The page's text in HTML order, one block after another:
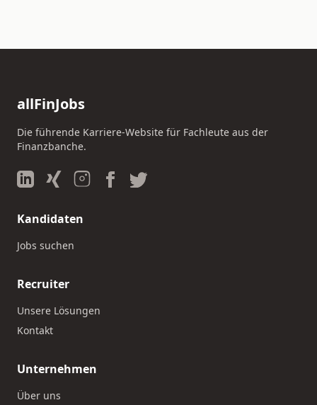
allFinJobs
Die führende Karriere-Website für Fachleute aus der
Finanzbanche.
Kandidaten
Jobs suchen
Recruiter
Unsere Lösungen
Kontakt
Unternehmen
Über uns